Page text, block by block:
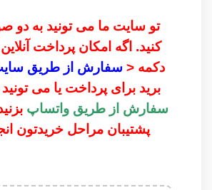
تو سایت ما می تونید به دو
کنید. اگه امکان پرداخت
دکمه <سفارش از طریق
برید برای پرداخت یا می
سفارش از طریق واتساپ
پشتیبان مراحل خریدتون